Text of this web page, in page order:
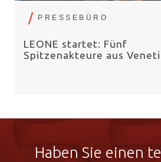
PRESSEBÜRO
LEONE startet: Fünf
Spitzenakteure aus
Haben Sie einen